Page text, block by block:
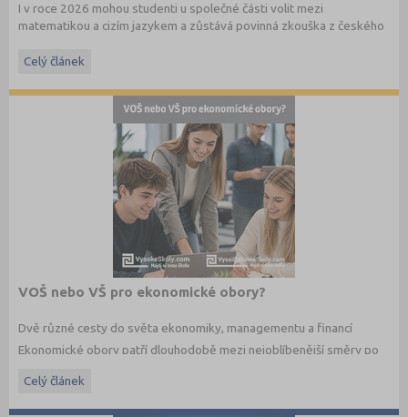
I v roce 2026 mohou studenti u společné části volit mezi
matematikou a cizím jazykem a zůstává povinná zkouška z českého
informacemi.
Celý článek
VOŠ nebo VŠ pro ekonomické obory?
Dvě různé cesty do světa ekonomiky, managementu a financí
Ekonomické obory patří dlouhodobě mezi nejoblíbenější směry po
studovat, ale také jakým způsobem. Vedle vysokých škol dnes
Celý článek